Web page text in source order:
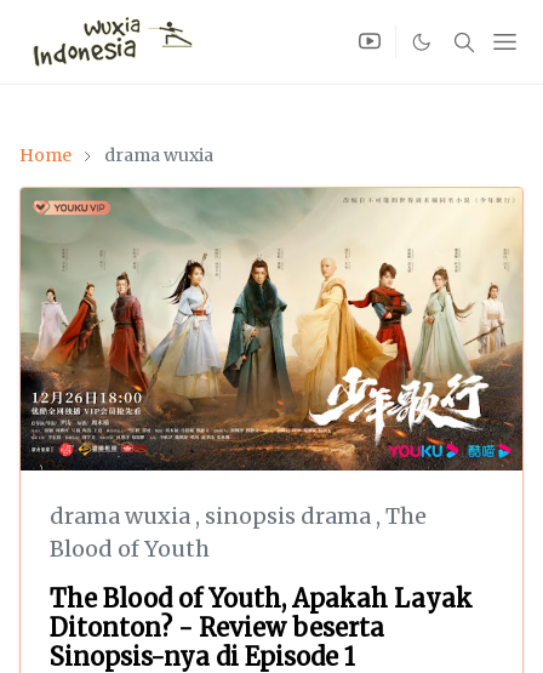
Home drama wuxia
drama wuxia , sinopsis drama , The
Blood of Youth
The Blood of Youth, Apakah Layak
Ditonton? - Review beserta
Sinopsis-nya di Episode 1